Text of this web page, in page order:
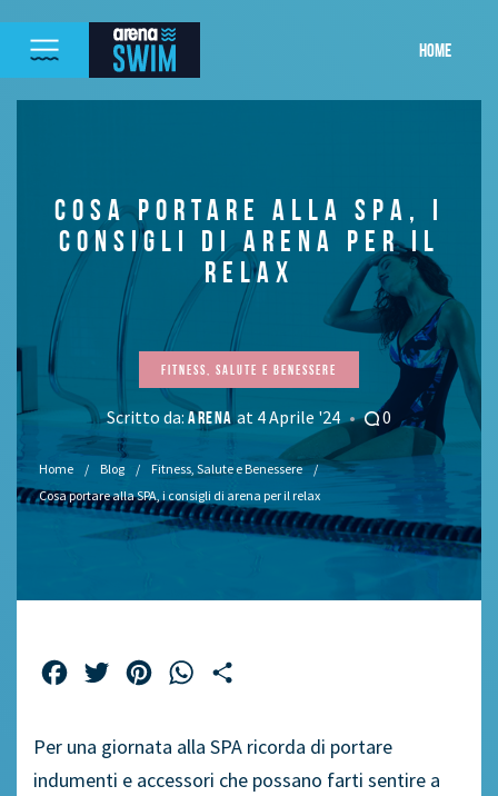
HOME
COSA PORTARE ALLA SPA, I
CONSIGLI DI ARENA PER IL
RELAX
Fitness, Salute e Benessere
Scritto da:ARENAat 4 Aprile '24 0
Home Blog
Fitness, Salute e Benessere
Cosa portare alla SPA, i consigli di arena per il relax
FacebookTwitterPinterestWhatsApp
Per una giornata alla SPA ricorda di portare
indumenti e accessori che possano farti sentire a